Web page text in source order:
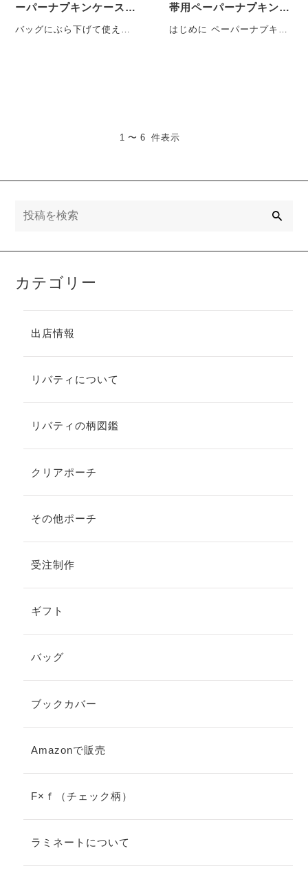
ーパーナプキンケース｜
リバティプリントで可愛
バッグにぶら下げて使える
帯用ペーパーナプキンケ
ース試作品｜ふくろう柄
「アウルス」で使いやす
はじめに ペーパーナプキン
1 〜 6 件表示
カテゴリー
出店情報
リバティについて
リバティの柄図鑑
クリアポーチ
その他ポーチ
受注制作
ギフト
バッグ
ブックカバー
Amazonで販売
F×ｆ（チェック柄）
ラミネートについて